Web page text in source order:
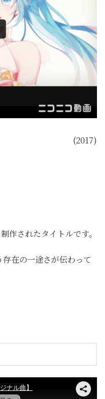
(2017)
作されたタイトルです。
在の一途さが伝わって